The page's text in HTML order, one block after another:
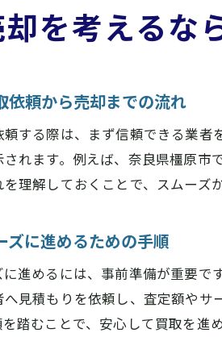
を考えるな
依頼から売却までの流れ
する際は、まず信頼できる業
れます。例えば、奈良県橿原
理解しておくことで、スムーズ
ズに進めるための手順
進めるには、事前準備が重要で
見積もりを依頼し、査定額や
踏むことで、安心して買取を進